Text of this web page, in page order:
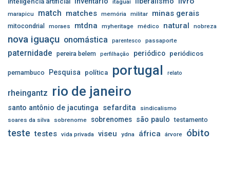
marapicu match matches memória militar minas gerais
mitocondrial moraes mtdna myheritage médico natural nobreza
nova iguaçu onomástica parentesco passaporte
paternidade pereira belem perfilhação periódico periódicos
pernambuco Pesquisa política portugal relato
rheingantz rio de janeiro
santo antônio de jacutinga sefardita
sindicalismo
soares da silva
sobrenome sobrenomes são paulo testamento
teste testes vida privada viseu ydna áfrica árvore óbito